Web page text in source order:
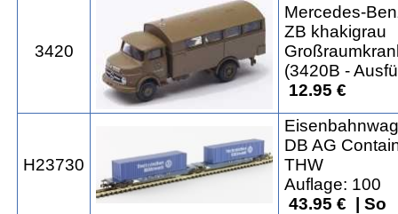
3420
Mercedes-
ZB khakigrau
(3420B -
12.95 €
H23730
DB AG
THW
Auflage: 100
43.95 € | So